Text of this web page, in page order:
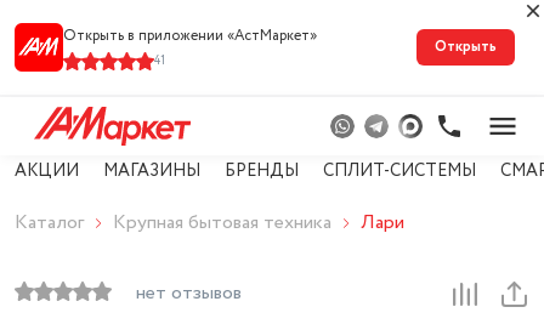
Открыть в приложении «АстМарке‪т‬»
41
Открыть
АКЦИИ МАГАЗИНЫ БРЕНДЫ СПЛИТ-СИСТЕМЫ
Каталог Крупная бытовая техника Лари
нет отзывов